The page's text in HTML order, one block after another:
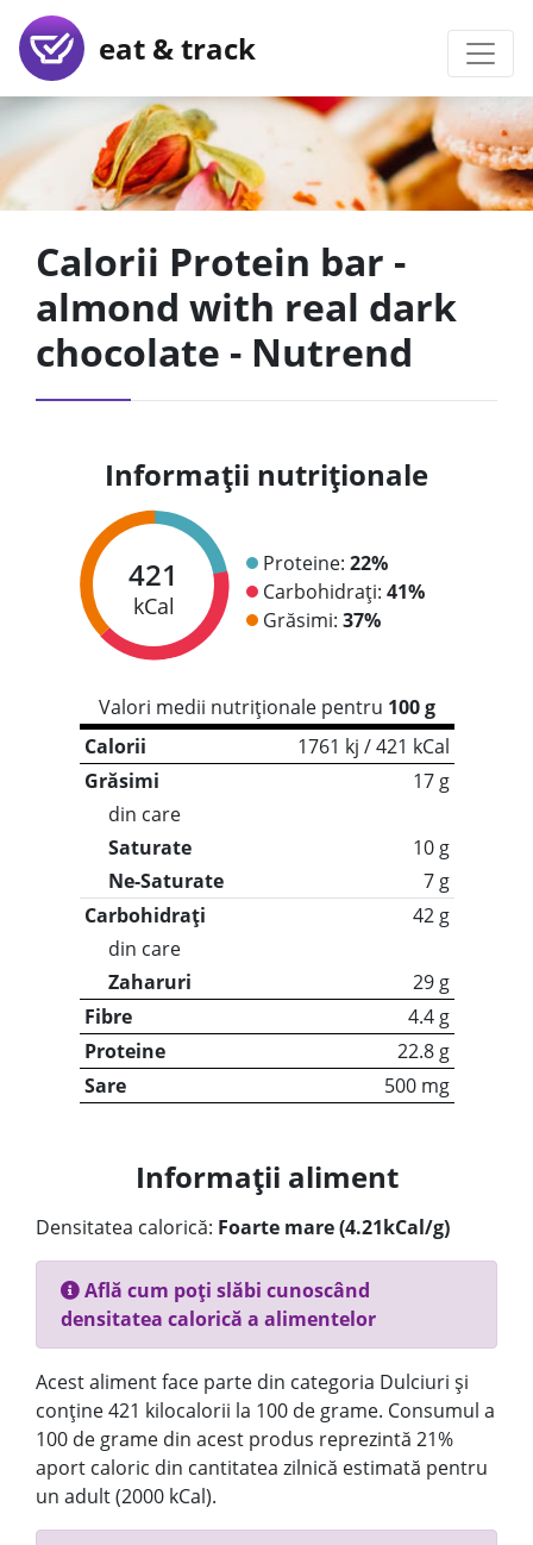
eat & track
Calorii Protein bar -
almond with real dark
chocolate - Nutrend
Informații nutriționale
421
kCal
Proteine: 22%
Carbohidrați: 41%
Grăsimi: 37%
Valori medii nutriționale pentru 100 g
Calorii
1761 kj / 421 kCal
Grăsimi
17 g
din care
Saturate
10 g
Ne-Saturate
7 g
Carbohidrați
42 g
din care
Zaharuri
29 g
Fibre
4.4 g
Proteine
22.8 g
Sare
500 mg
Informații aliment
Densitatea calorică: Foarte mare (4.21kCal/g)
Află cum poți slăbi cunoscând
densitatea calorică a alimentelor
Acest aliment face parte din categoria Dulciuri și
conține 421 kilocalorii la 100 de grame. Consumul a
100 de grame din acest produs reprezintă 21%
aport caloric din cantitatea zilnică estimată pentru
un adult (2000 kCal).